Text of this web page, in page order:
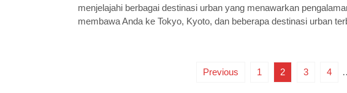
menjelajahi berbagai destinasi urban yang menawarkan
membawa Anda ke Tokyo, Kyoto, dan beberapa destinasi urban
Previous 1 2 3 4